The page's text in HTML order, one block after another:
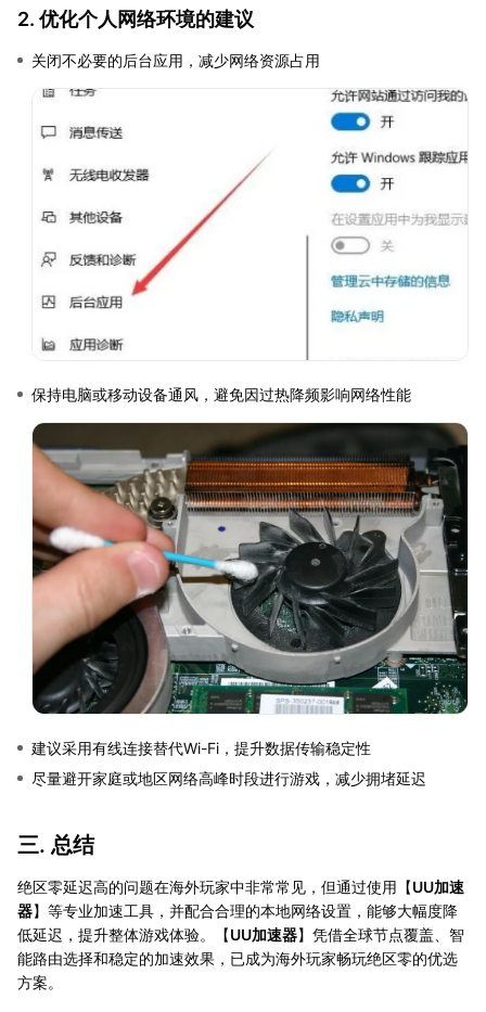
2. 优化个人网络环境的建议
关闭不必要的后台应用，减少网络资源占用
保持电脑或移动设备通风，避免因过热降频影响网络性能
建议采用有线连接替代Wi-Fi，提升数据传输稳定性
尽量避开家庭或地区网络高峰时段进行游戏，减少拥堵延迟
三. 总结
绝区零延迟高的问题在海外玩家中非常常见，但通过使用【UU加速
器】等专业加速工具，并配合合理的本地网络设置，能够大幅度降
低延迟，提升整体游戏体验。【UU加速器】凭借全球节点覆盖、智
能路由选择和稳定的加速效果，已成为海外玩家畅玩绝区零的优选
方案。